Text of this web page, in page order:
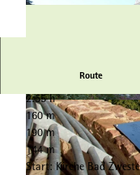
© Tourist-Info Bad Zwesten,
gion: wild,
Route
2:55 h
160 m
190 m
144 m
Start: Kirche Bad